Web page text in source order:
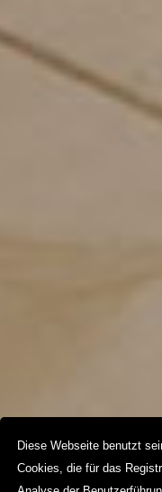
Diese Webseite benutzt
Cookies, die für das